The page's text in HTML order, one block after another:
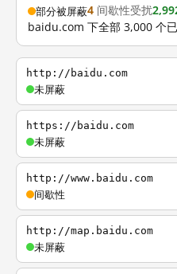
部分被屏蔽4 间歇性受扰
baidu.com 下全部 3,000 个
http://baidu.com
未屏蔽
https://baidu.com
未屏蔽
http://www.baidu.com
间歇性
http://map.baidu.com
未屏蔽